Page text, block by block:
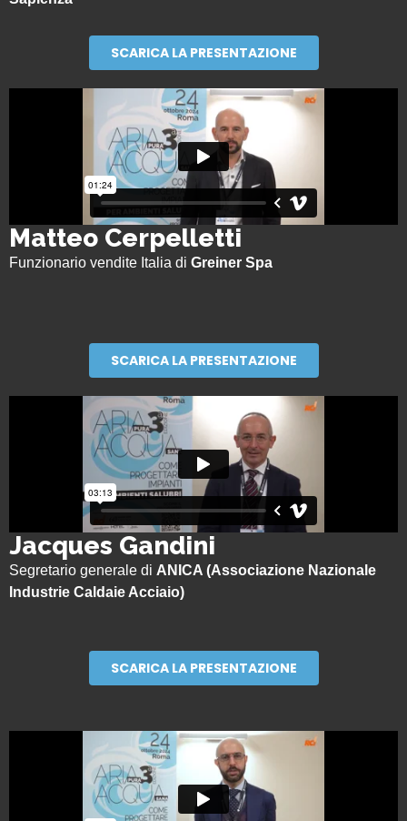
SCARICA LA PRESENTAZIONE
Matteo Cerpelletti
Funzionario vendite Italia di Greiner Spa
SCARICA LA PRESENTAZIONE
Jacques Gandini
Segretario generale di ANICA (Associazione Nazionale
Industrie Caldaie Acciaio)
SCARICA LA PRESENTAZIONE